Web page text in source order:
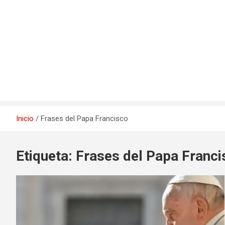
Inicio Frases del Papa Francisco
Etiqueta: Frases del Papa